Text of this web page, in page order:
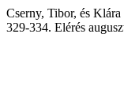
Cserny, Tibor, és
329-334. Elérés